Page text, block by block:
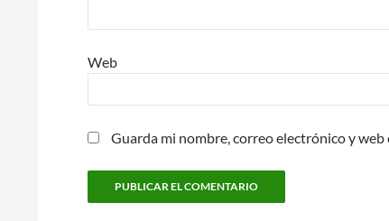
Web
Guarda mi nombre, correo electrónico y web